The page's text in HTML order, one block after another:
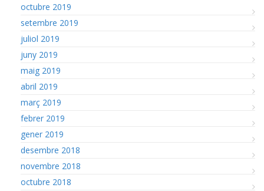
octubre 2019
setembre 2019
juliol 2019
juny 2019
maig 2019
abril 2019
març 2019
febrer 2019
gener 2019
desembre 2018
novembre 2018
octubre 2018